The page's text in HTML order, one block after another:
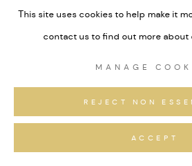
This site uses cookies to help make it
contact us to find out more about
MANAGE
REJECT NON
ACCEPT
TEILEN